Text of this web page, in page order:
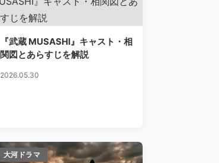
『武蔵 MUSASHI』キャスト・相
関図とあらすじを解説
2026.05.30
大河ドラマ